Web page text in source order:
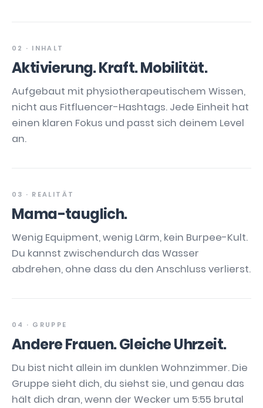
02 · INHALT
Aktivierung. Kraft. Mobilität.
Aufgebaut mit physiotherapeutischem Wissen,
nicht aus Fitfluencer-Hashtags. Jede Einheit hat
einen klaren Fokus und passt sich deinem Level
an.
03 · REALITÄT
Mama-tauglich.
Wenig Equipment, wenig Lärm, kein Burpee-Kult.
Du kannst zwischendurch das Wasser
abdrehen, ohne dass du den Anschluss verlierst.
04 · GRUPPE
Andere Frauen. Gleiche Uhrzeit.
Du bist nicht allein im dunklen Wohnzimmer. Die
Gruppe sieht dich, du siehst sie, und genau das
hält dich dran, wenn der Wecker um 5:55 brutal